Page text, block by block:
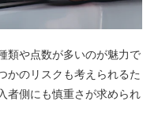
類や点数が多いのが魅力で
かのリスクも考えられるた
者側にも慎重さが求められ